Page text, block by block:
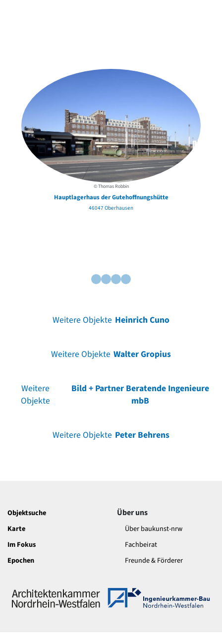
© Thomas Robbin
Hauptlagerhaus der Gutehoffnungshütte
46047 Oberhausen
Weitere Objekte Heinrich Cuno
Weitere Objekte Walter Gropius
Weitere
Objekte
Bild + Partner Beratende Ingenieure
mbB
Weitere Objekte Peter Behrens
Objektsuche
Karte
Im Fokus
Epochen
Über uns
Über baukunst-nrw
Fachbeirat
Freunde & Förderer